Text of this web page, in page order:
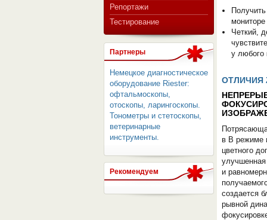
Репортажи
Тестирование
Партнеры
Немецкое диагностическое
оборудование Riester:
офтальмоскопы,
отоскопы, ларингоскопы.
Тонометры и стетоскопы,
ветеринарные
инструменты.
Рекомендуем
Четкий,
у любого
ОТЛИЧИЯ
в В режиме
цветного
улучшенная
и
создается
рывной